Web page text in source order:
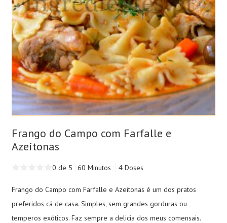
Frango do Campo com Farfalle e
Azeitonas
0 de 5 60 Minutos 4 Doses
Frango do Campo com Farfalle e Azeitonas é um dos pratos
preferidos cá de casa. Simples, sem grandes gorduras ou
temperos exóticos. Faz sempre a delicia dos meus comensais.